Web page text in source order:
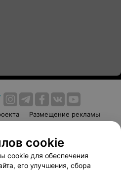
Размещение рекламы
Способы оплаты
Партнеры
103.by
cookie
cookie для обеспечения
его улучшения, сбора